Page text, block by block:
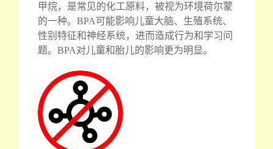
甲烷，是常见的化工原料，被视为环境荷尔蒙
的一种。BPA可能影响儿童大脑、生殖系统、
性别特征和神经系统，进而造成行为和学习问
题。BPA对儿童和胎儿的影响更为明显。